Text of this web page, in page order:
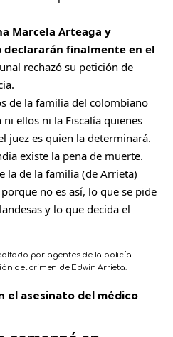
Marcela Arteaga y
declararán finalmente en el
rechazó su petición de
de la familia del colombiano
ellos ni la Fiscalía quienes
juez es quien la determinará.
existe la pena de muerte.
la de la familia (de Arrieta)
no es así, lo que se pide
y lo que decida el
por agentes de la policía
del crimen de Edwin Arrieta.
el asesinato del médico